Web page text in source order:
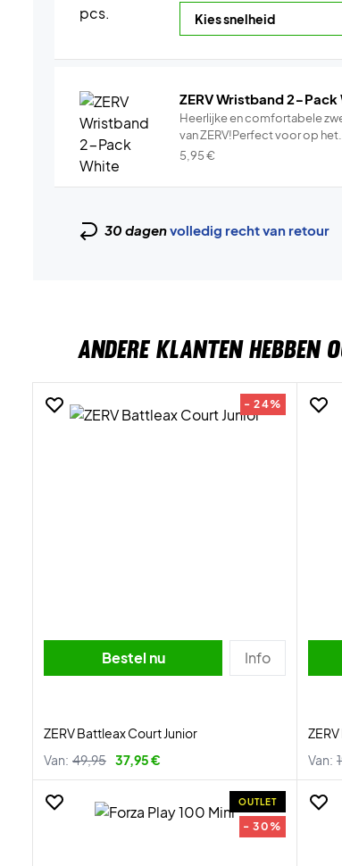
ZERV Wristband 2-Pack
Heerlijke en comfortabele
van ZERV!Perfect voor op
5,95€
30 dagenvolledig recht van retour
ANDERE KLANTEN HEBBEN
- 24%
Bestel nu Info
ZERV Battleax Court Junior
Van: 49,95 37,95 €
Van:
OUTLET
- 30%